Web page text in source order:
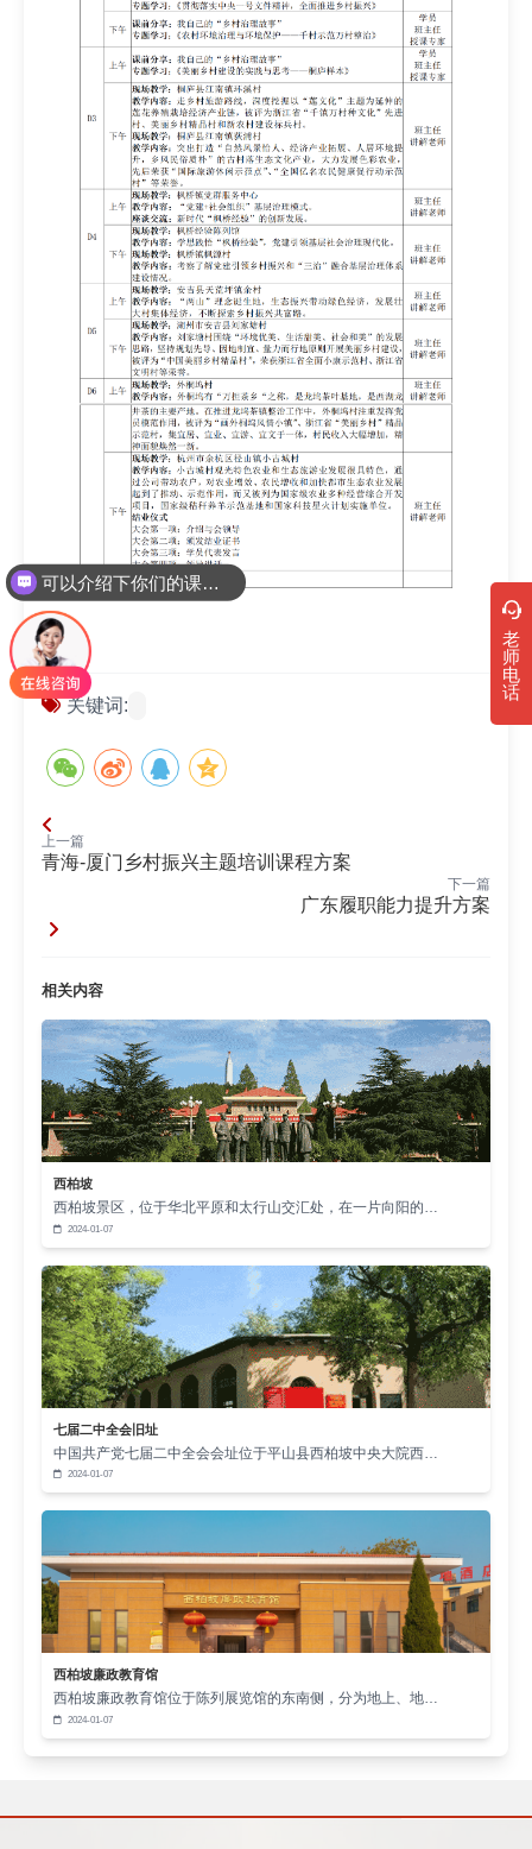
关键词:
上一篇
青海-厦门乡村振兴主题培训课程方案
下一篇
广东履职能力提升方案
相关内容
西柏坡
西柏坡景区，位于华北平原和太行山交汇处，在一片向阳的…
2024-01-07
七届二中全会旧址
中国共产党七届二中全会会址位于平山县西柏坡中央大院西…
2024-01-07
西柏坡廉政教育馆
西柏坡廉政教育馆位于陈列展览馆的东南侧，分为地上、地…
2024-01-07
老
师
电
话